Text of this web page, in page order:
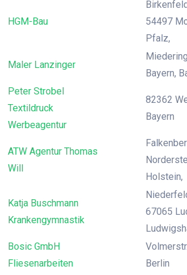
HGM-Bau
54497
Pfalz,
Maler Lanzinger
Bayern,
Peter Strobel
Textildruck
Werbeagentur
82362
Bayern
ATW Agentur Thomas
Will
Holstein,
Katja Buschmann
Krankengymnastik
67065
Bosic GmbH
Fliesenarbeiten
Berlin